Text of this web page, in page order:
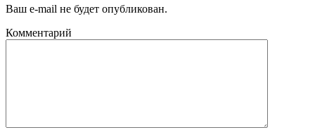
Ваш e-mail не будет опубликован.
Комментарий